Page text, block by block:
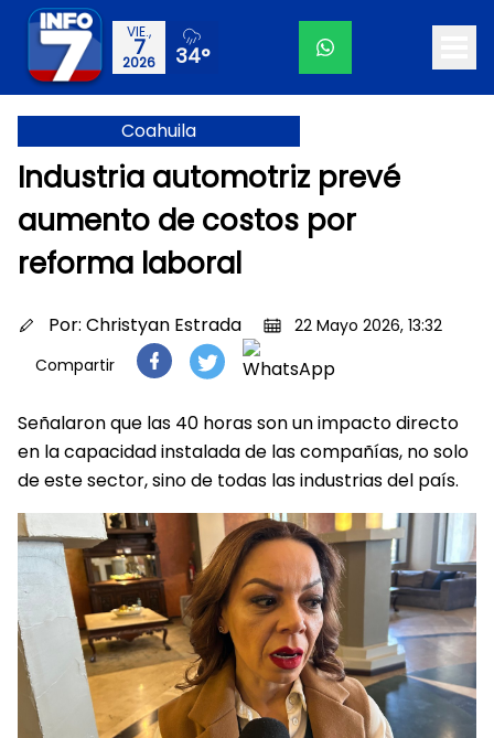
VIE.,
7
2026 34°
Coahuila
Industria automotriz prevé
aumento de costos por
reforma laboral
Por: Christyan Estrada
22 Mayo 2026, 13:32
Compartir
Señalaron que las 40 horas son un impacto directo
en la capacidad instalada de las compañías, no solo
de este sector, sino de todas las industrias del país.